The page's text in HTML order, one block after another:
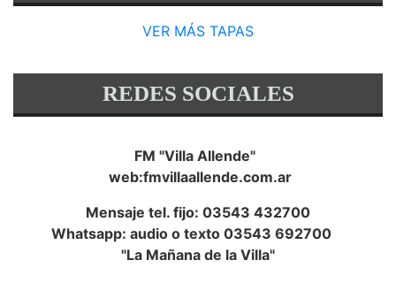
VER MÁS TAPAS
REDES SOCIALES
FM "Villa Allende"
web:fmvillaallende.com.ar
Mensaje tel. fijo: 03543 432700
Whatsapp: audio o texto 03543 692700
"La Mañana de la Villa"